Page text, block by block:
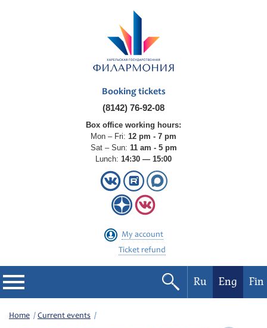
Booking tickets
(8142) 76-92-08
Box office working hours:
Mon – Fri: 12 pm - 7 pm
Sat – Sun: 11 am - 5 pm
Lunch: 14:30 — 15:00
My account
Ticket refund
Philharmonic
Ru Eng Fin
Home Current events